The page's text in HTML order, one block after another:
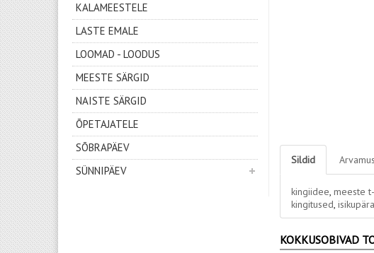
KALAMEESTELE
LASTE EMALE
LOOMAD - LOODUS
MEESTE SÄRGID
NAISTE SÄRGID
ÕPETAJATELE
SÕBRAPÄEV
SÜNNIPÄEV
Sildid
kingiidee, meeste
kingitused,
KOKKUSOBIVAD